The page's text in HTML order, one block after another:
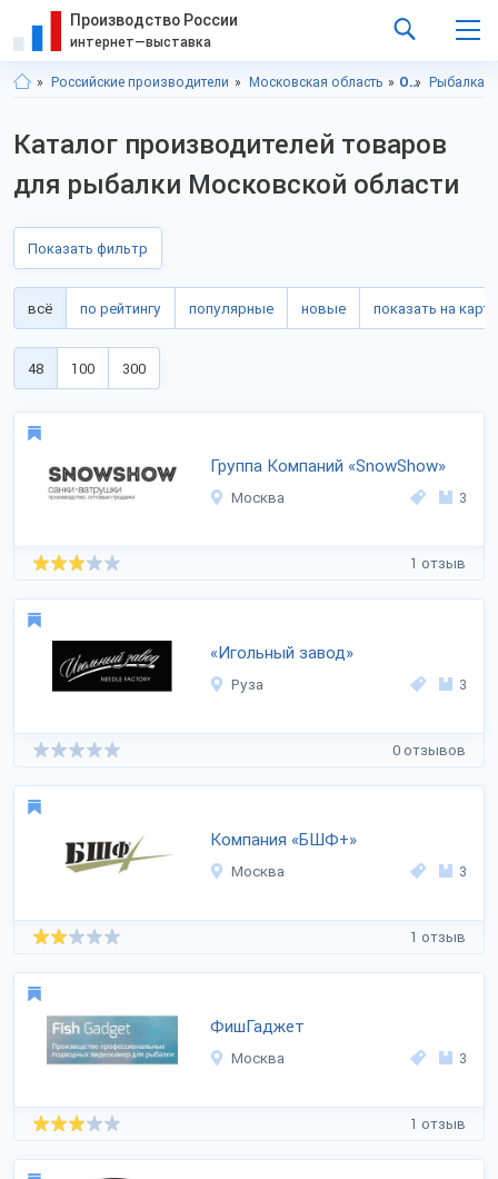
Производство России
интернет—выставка
Российские производители Московская область Отдых Рыбалка
Каталог производителей товаров
для рыбалки Московской области
Показать фильтр
всё по рейтингу популярные новые показать на карте
48 100 300
Группа Компаний «SnowShow»
Москва 3
1 отзыв
«Игольный завод»
Руза 3
0 отзывов
Компания «БШФ+»
Москва 3
1 отзыв
ФишГаджет
Москва 3
1 отзыв